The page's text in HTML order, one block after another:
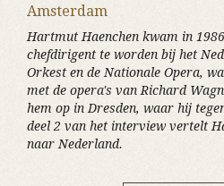
Amsterdam
Hartmut Haenchen kwam in
chefdirigent te worden bij het
Orkest en de Nationale Opera,
met de opera's van Richard
hem op in Dresden, waar hij
deel 2 van het interview vertelt
naar Nederland.